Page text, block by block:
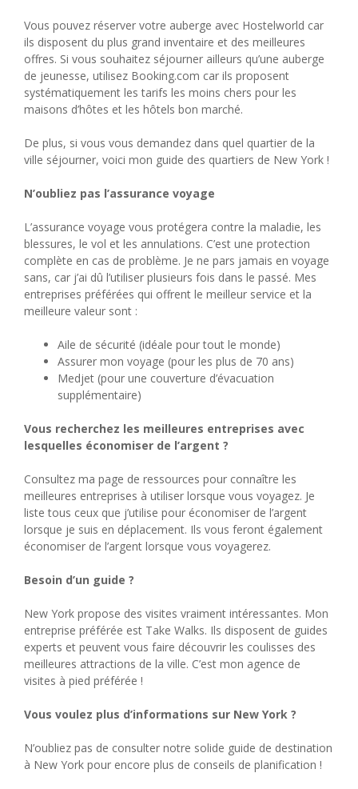
Vous pouvez réserver votre auberge avec Hostelworld car
ils disposent du plus grand inventaire et des meilleures
offres. Si vous souhaitez séjourner ailleurs qu’une auberge
de jeunesse, utilisez Booking.com car ils proposent
systématiquement les tarifs les moins chers pour les
maisons d’hôtes et les hôtels bon marché.
De plus, si vous vous demandez dans quel quartier de la
ville séjourner, voici mon guide des quartiers de New York !
N’oubliez pas l’assurance voyage
L’assurance voyage vous protégera contre la maladie, les
blessures, le vol et les annulations. C’est une protection
complète en cas de problème. Je ne pars jamais en voyage
sans, car j’ai dû l’utiliser plusieurs fois dans le passé. Mes
entreprises préférées qui offrent le meilleur service et la
meilleure valeur sont :
Aile de sécurité (idéale pour tout le monde)
Assurer mon voyage (pour les plus de 70 ans)
Medjet (pour une couverture d’évacuation
supplémentaire)
Vous recherchez les meilleures entreprises avec
lesquelles économiser de l’argent ?
Consultez ma page de ressources pour connaître les
meilleures entreprises à utiliser lorsque vous voyagez. Je
liste tous ceux que j’utilise pour économiser de l’argent
lorsque je suis en déplacement. Ils vous feront également
économiser de l’argent lorsque vous voyagerez.
Besoin d’un guide ?
New York propose des visites vraiment intéressantes. Mon
entreprise préférée est Take Walks. Ils disposent de guides
experts et peuvent vous faire découvrir les coulisses des
meilleures attractions de la ville. C’est mon agence de
visites à pied préférée !
Vous voulez plus d’informations sur New York ?
N’oubliez pas de consulter notre solide guide de destination
à New York pour encore plus de conseils de planification !